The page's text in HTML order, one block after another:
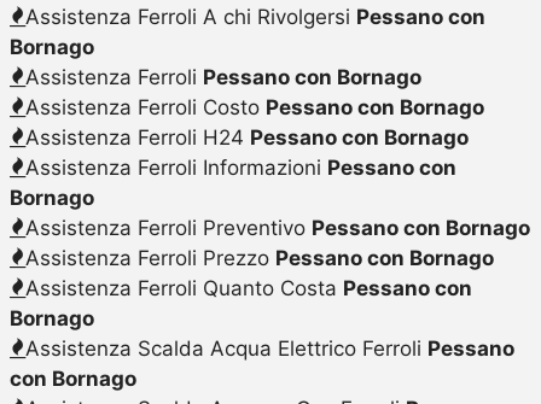
Assistenza Ferroli A chi Rivolgersi Pessano con
Bornago
Assistenza Ferroli Pessano con Bornago
Assistenza Ferroli Costo Pessano con Bornago
Assistenza Ferroli H24 Pessano con Bornago
Assistenza Ferroli Informazioni Pessano con
Bornago
Assistenza Ferroli Preventivo Pessano con Bornago
Assistenza Ferroli Prezzo Pessano con Bornago
Assistenza Ferroli Quanto Costa Pessano con
Bornago
Assistenza Scalda Acqua Elettrico Ferroli Pessano
con Bornago